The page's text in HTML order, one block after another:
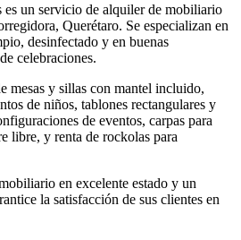
es un servicio de alquiler de mobiliario
Querétaro. Se especializan en
desinfectado y en buenas
celebraciones.
mesas y sillas con mantel incluido,
de niños, tablones rectangulares y
de eventos, carpas para
libre, y renta de rockolas para
en excelente estado y un
la satisfacción de sus clientes en